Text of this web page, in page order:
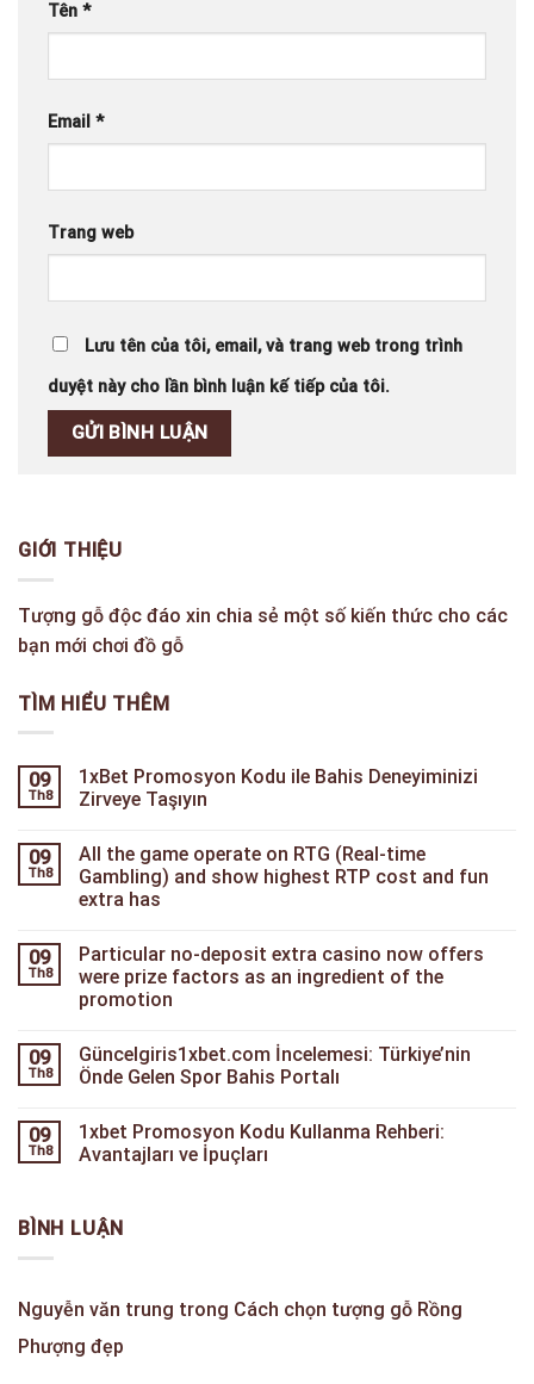
Tên *
Email *
Trang web
Lưu tên của tôi, email, và trang web trong trình
duyệt này cho lần bình luận kế tiếp của tôi.
GIỚI THIỆU
Tượng gỗ độc đáo xin chia sẻ một số kiến thức cho các
bạn mới chơi đồ gỗ
TÌM HIỂU THÊM
09
Th8
1xBet Promosyon Kodu ile Bahis Deneyiminizi
Zirveye Taşıyın
09
Th8
All the game operate on RTG (Real-time
Gambling) and show highest RTP cost and fun
extra has
09
Th8
Particular no-deposit extra casino now offers
were prize factors as an ingredient of the
promotion
09
Th8
Güncelgiris1xbet.com İncelemesi: Türkiye’nin
Önde Gelen Spor Bahis Portalı
09
Th8
1xbet Promosyon Kodu Kullanma Rehberi:
Avantajları ve İpuçları
BÌNH LUẬN
Nguyễn văn trung trong Cách chọn tượng gỗ Rồng
Phượng đẹp